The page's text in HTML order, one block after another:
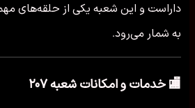
داراست و این شعبه یکی از حلقه‌های
به شمار می‌رود.
🏬 خدمات و امکانات شعبه ۲۰۷